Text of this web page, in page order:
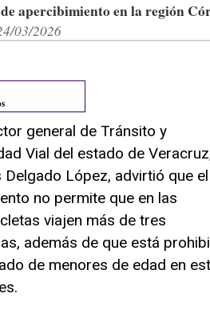
apercibimiento en la región
03/2026
general de Tránsito y
Vial del estado de
Delgado López, advirtió que el
no permite que en las
viajen más de tres
además de que está
de menores de edad en